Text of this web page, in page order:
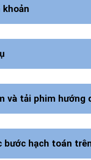
khoản
và tải phim hướng
bước hạch toán